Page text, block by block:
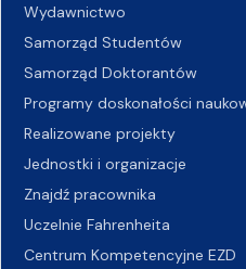
Wydawnictwo
Samorząd Studentów
Samorząd Doktorantów
Programy doskonałości
Realizowane projekty
Jednostki i organizacje
Znajdź pracownika
Uczelnie Fahrenheita
Centrum Kompetencyjne EZD